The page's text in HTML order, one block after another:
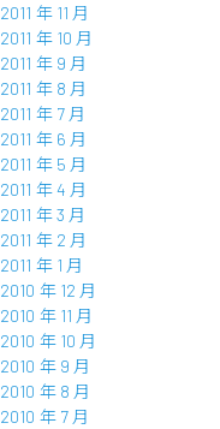
2011 年 11 月
2011 年 10 月
2011 年 9 月
2011 年 8 月
2011 年 7 月
2011 年 6 月
2011 年 5 月
2011 年 4 月
2011 年 3 月
2011 年 2 月
2011 年 1 月
2010 年 12 月
2010 年 11 月
2010 年 10 月
2010 年 9 月
2010 年 8 月
2010 年 7 月